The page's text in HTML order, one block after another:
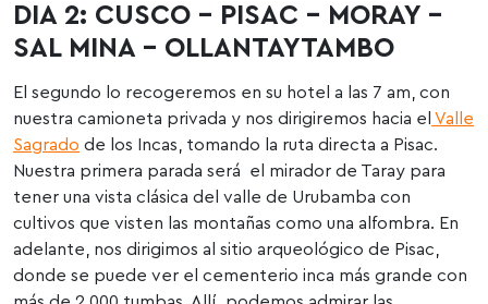
DIA 2: CUSCO – PISAC – MORAY –
SAL MINA – OLLANTAYTAMBO
El segundo lo recogeremos en su hotel a las 7 am, con
nuestra camioneta privada y nos dirigiremos hacia el Valle
Sagrado de los Incas, tomando la ruta directa a Pisac.
Nuestra primera parada será el mirador de Taray para
tener una vista clásica del valle de Urubamba con
cultivos que visten las montañas como una alfombra. En
adelante, nos dirigimos al sitio arqueológico de Pisac,
donde se puede ver el cementerio inca más grande con